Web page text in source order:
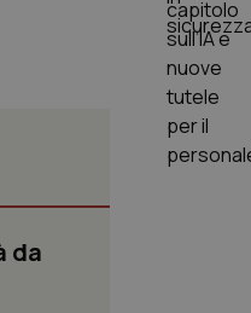
da
servizio Cookie-